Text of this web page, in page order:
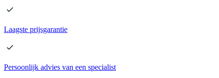
Laagste prijsgarantie
Persoonlijk advies van een specialist